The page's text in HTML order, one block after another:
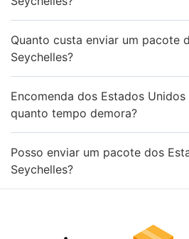
Quanto custa enviar um pacote
Seychelles?
Encomenda dos Estados Unidos
quanto tempo demora?
Posso enviar um pacote dos
Seychelles?